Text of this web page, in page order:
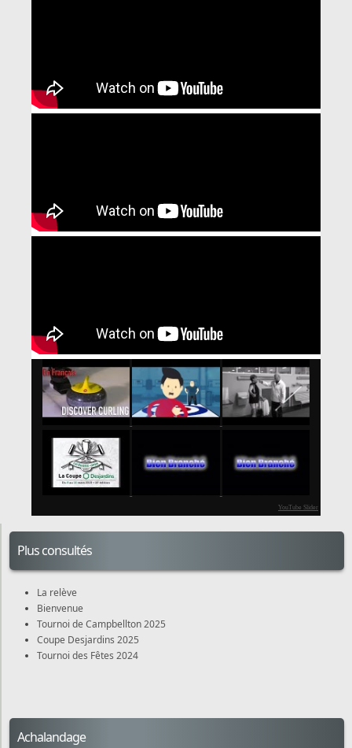
YouTube Slider
Plus consultés
La relève
Bienvenue
Tournoi de Campbellton 2025
Coupe Desjardins 2025
Tournoi des Fêtes 2024
Achalandage